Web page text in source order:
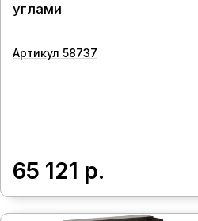
углами
Артикул 58737
65 121 р.